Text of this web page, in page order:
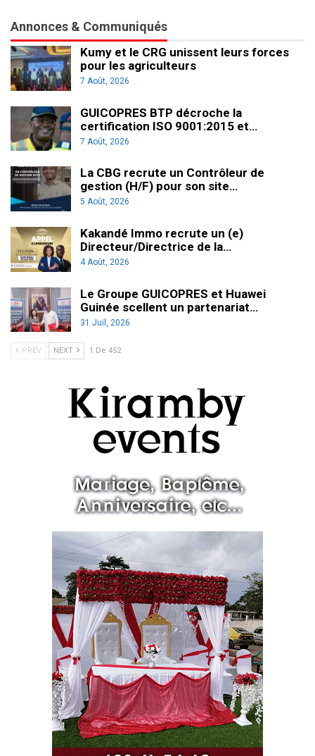
Annonces & Communiqués
Kumy et le CRG unissent leurs forces
pour les agriculteurs
7 Août, 2026
GUICOPRES BTP décroche la
certification ISO 9001:2015 et…
7 Août, 2026
La CBG recrute un Contrôleur de
gestion (H/F) pour son site…
5 Août, 2026
Kakandé Immo recrute un (e)
Directeur/Directrice de la…
4 Août, 2026
Le Groupe GUICOPRES et Huawei
Guinée scellent un partenariat…
31 Juil, 2026
PREV NEXT 1 De 452